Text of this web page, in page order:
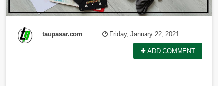
taupasar.com Friday, January 22, 2021
ADD COMMENT